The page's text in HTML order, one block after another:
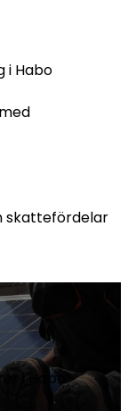
i Habo
skattefördelar
i Habo